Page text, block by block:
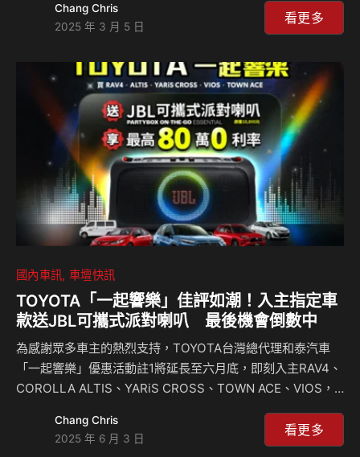
Service)生態圈，啟動全台近150個隨插即充站點充電服務，
強化充電網絡，讓租電車不必煩惱充電問題。 格上Go Smart
3,000台車，2024年創造逾40萬趟次、總里程數近4,000萬公
里。在淨零減碳趨勢下，電動車銷售市場持續成長，格上Go
Smart持續擴大綠能車隊佈…
Chang Chris
2025 年 3 月 5 日
看更多
國內車訊 車壇快訊
TOYOTA「一起響樂」佳評如潮！入主指定車
款送JBL可攜式派對喇叭 最後機會倒數中
為感謝眾多車主的熱烈支持，TOYOTA台灣總代理和泰汽車
「一起響樂」優惠活動註1將延長至六月底，即刻入主RAV4、
COROLLA ALTIS、YARiS CROSS、TOWN ACE、VIOS，
Go Essential可攜式派對喇叭註1，再享最高80萬0利率註2。
JBL PartyBox On-The-Go Essential(型號：PartyBox On-
Chang Chris
2025 年 6 月 3 日
看更多